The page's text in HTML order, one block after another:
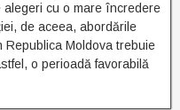
alegeri cu o mare încredere
de aceea, abordările
Republica Moldova trebuie
o perioadă favorabilă